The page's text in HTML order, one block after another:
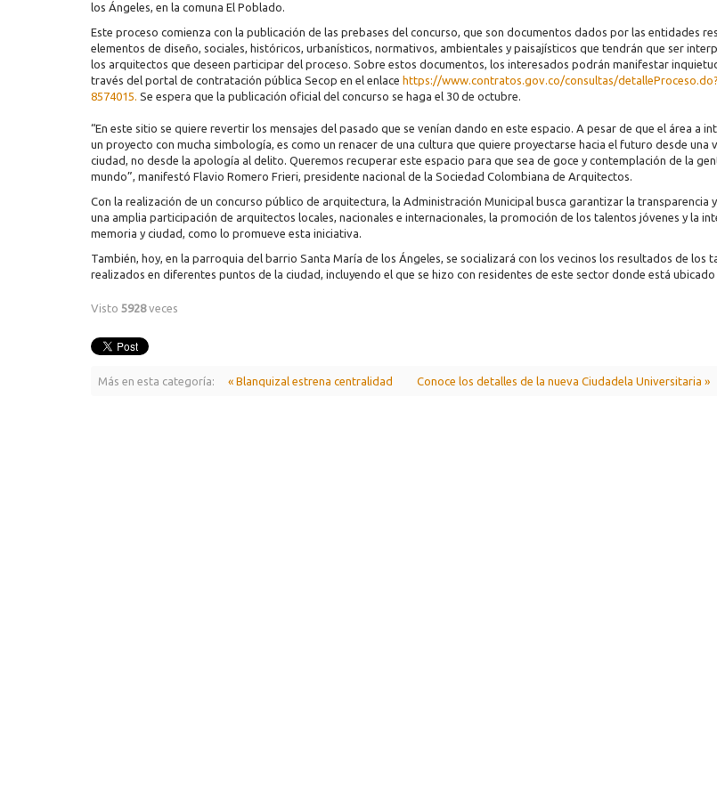
los Ángeles, en la comuna El Poblado.
Este proceso comienza con la publicación de las prebases del concurso, que son documentos dados por las entidades
elementos de diseño, sociales, históricos, urbanísticos, normativos, ambientales y paisajísticos que tendrán que ser
los arquitectos que deseen participar del proceso. Sobre estos documentos, los interesados podrán manifestar
través del portal de contratación pública Secop en el enlace https://www.contratos.gov.co/consultas/
8574015. Se espera que la publicación oficial del concurso se haga el 30 de octubre.
“En este sitio se quiere revertir los mensajes del pasado que se venían dando en este espacio. A pesar de que el área a
un proyecto con mucha simbología, es como un renacer de una cultura que quiere proyectarse hacia el futuro desde una
ciudad, no desde la apología al delito. Queremos recuperar este espacio para que sea de goce y contemplación de la
mundo”, manifestó Flavio Romero Frieri, presidente nacional de la Sociedad Colombiana de Arquitectos.
Con la realización de un concurso público de arquitectura, la Administración Municipal busca garantizar la transparencia
una amplia participación de arquitectos locales, nacionales e internacionales, la promoción de los talentos jóvenes y la
memoria y ciudad, como lo promueve esta iniciativa.
También, hoy, en la parroquia del barrio Santa María de los Ángeles, se socializará con los vecinos los resultados de los
realizados en diferentes puntos de la ciudad, incluyendo el que se hizo con residentes de este sector donde está
Visto 5928veces
Más en esta categoría: « Blanquizal estrena centralidad Conoce los detalles de la nueva Ciudadela Universitaria »